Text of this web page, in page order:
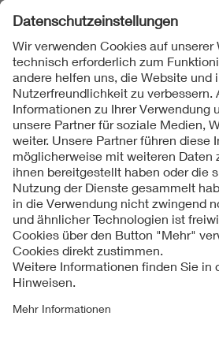
Folgen Sie uns
Kontakte
Service
Impressum
Datenschutzinformationen
Cookie Hinweise